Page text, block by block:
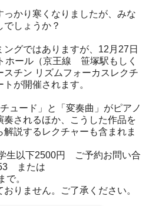
かり寒くなりましたが、みな
でしょうか？
グではありますが、12月27日
ール（京王線 笹塚駅もしく
チン リズムフォーカスレクチ
が開催されます。
ュード」と「変奏曲」がピアノ
奏されるほか、こうした作品を
説するレクチャーも含まれま
生以下2500円 ご予約お問い合
または
で。
りません。ご了承ください。